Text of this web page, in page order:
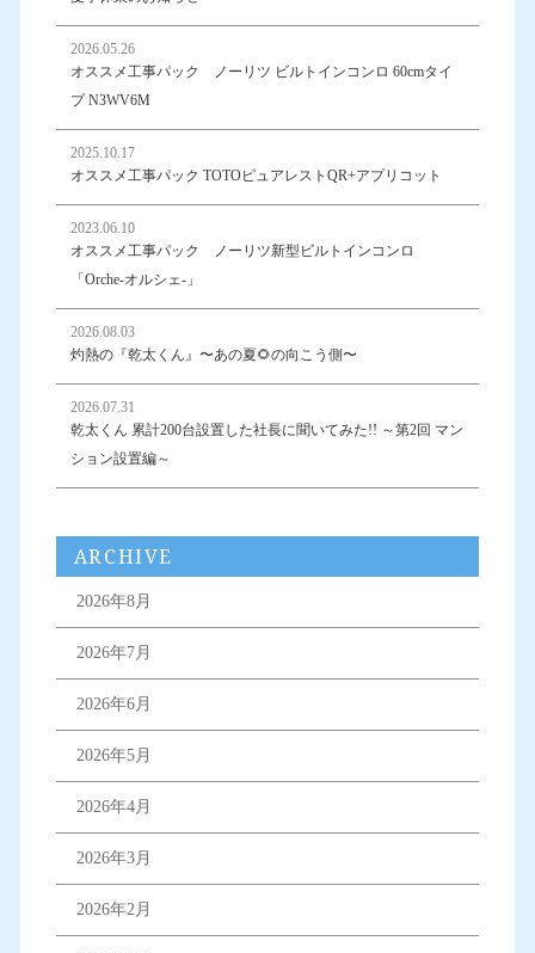
2026.05.26
オススメ工事パック ノーリツ ビルトインコンロ 60cmタイ
プ N3WV6M
2025.10.17
オススメ工事パック TOTOピュアレストQR+アプリコット
2023.06.10
オススメ工事パック ノーリツ新型ビルトインコンロ
「Orche-オルシェ-」
2026.08.03
灼熱の『乾太くん』〜あの夏🌻の向こう側〜
2026.07.31
乾太くん 累計200台設置した社長に聞いてみた!! ～第2回 マン
ション設置編～
ARCHIVE
2026年8月
2026年7月
2026年6月
2026年5月
2026年4月
2026年3月
2026年2月